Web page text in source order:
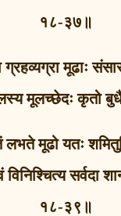
१८-३७॥
ग्रहव्यग्रा मूढाः
मूलच्छेदः कृतो
लभते मूढो यतः
विनिश्चित्य सर्वदा
१८-३९॥